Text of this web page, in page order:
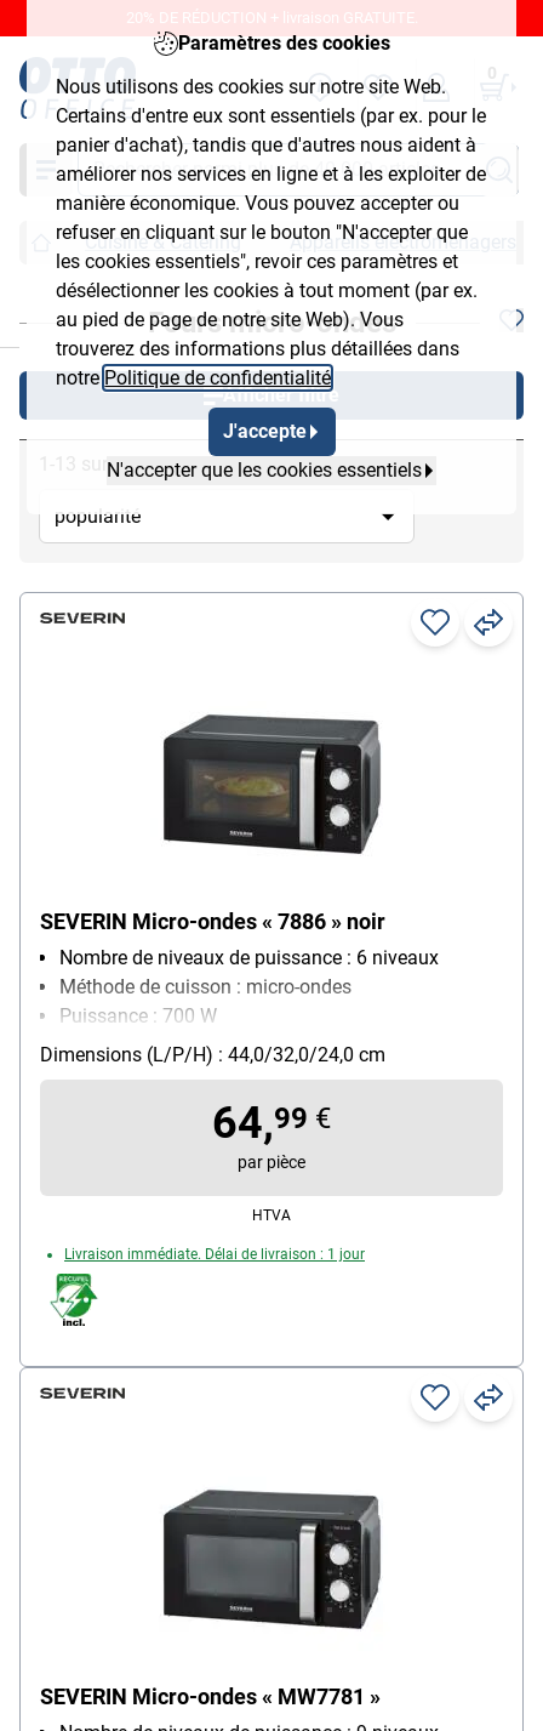
Paramètres des cookies
Nous utilisons des cookies sur notre site Web.
Certains d'entre eux sont essentiels (par ex. pour le
panier d'achat), tandis que d'autres nous aident à
améliorer nos services en ligne et à les exploiter de
manière économique. Vous pouvez accepter ou
refuser en cliquant sur le bouton "N'accepter que
les cookies essentiels", revoir ces paramètres et
désélectionner les cookies à tout moment (par ex.
au pied de page de notre site Web). Vous
trouverez des informations plus détaillées dans
notre Politique de confidentialité
J'accepte
N'accepter que les cookies essentiels
20% DE RÉDUCTION + livraison GRATUITE.
0
Chercher
Cuisine & Catering Appareils électroménagers
Fours micro-ondes
Afficher filtre
1-13 sur 13
SEVERIN Micro-ondes « 7886 » noir
Nombre de niveaux de puissance : 6 niveaux
Méthode de cuisson : micro-ondes
Puissance : 700 W
Équipement four micro-ondes : programme de
décongélation, minuterie manuelle
Dimensions (L/P/H) : 44,0/32,0/24,0 cm
64,99 €
par pièce
HTVA
Livraison immédiate. Délai de livraison : 1 jour
SEVERIN Micro-ondes « MW7781 »